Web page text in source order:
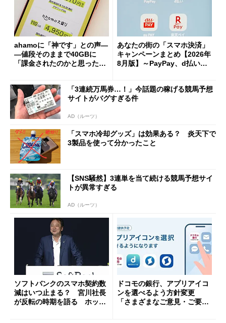
ahamoに「神です」との声―
―値段そのままで40GBに
「課金されたのかと思った」
あなたの街の「スマホ決済」
キャンペーンまとめ【2026年
8月版】～PayPay、d払い、a
「3連続万馬券…！」今話題の稼げる競馬予想
サイトがバグすぎる件
AD（ルーツ）
「スマホ冷却グッズ」は効果ある？ 炎天下で
3製品を使って分かったこと
【SNS騒然】3連単を当て続ける競馬予想サイ
トが異常すぎる
AD（ルーツ）
ソフトバンクのスマホ契約数
減はいつ止まる？ 宮川社長
が反転の時期を語る ホッピ
ドコモの銀行、アプリアイコ
ンを選べるよう方針変更
「さまざまなご意見・ご要望